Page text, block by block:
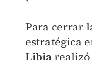
Para cerrar
estratégica
Libia